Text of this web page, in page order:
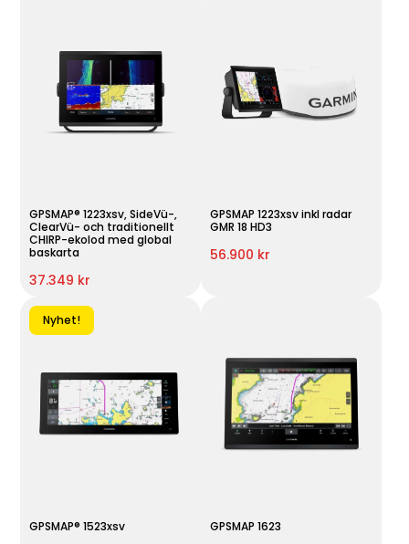
GPSMAP® 1223xsv, SideVü-,
ClearVü- och traditionellt
CHIRP-ekolod med global
baskarta
37.349 kr
GPSMAP 1223xsv inkl radar
GMR 18 HD3
56.900 kr
Nyhet!
GPSMAP® 1523xsv GPSMAP 1623